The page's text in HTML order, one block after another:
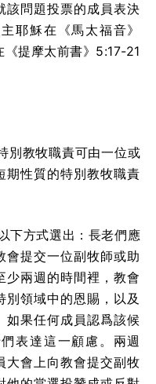
該問題投票的成員表決
耶穌在《馬太福音》
提摩太前書》5:17-21
別教牧職責可由一位或
期性質的特別教牧職責
下方式選出：長老們應
會提交一位副牧師或助
少兩週的時間裡，教會
領域中的恩賜，以及
如果任何成員認爲該候
表達這一顧慮。兩週
大會上向教會提交副牧